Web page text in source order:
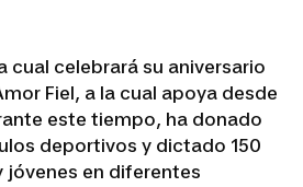
cual celebrará su aniversario
Fiel, a la cual apoya desde
este tiempo, ha donado
deportivos y dictado 150
jóvenes en diferentes